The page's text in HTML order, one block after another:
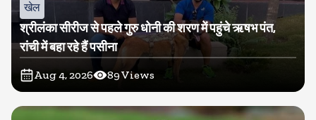
खेल
श्रीलंका सीरीज से पहले गुरु धोनी की शरण में पहुंचे ऋषभ पंत,
रांची में बहा रहे हैं पसीना
Aug 4, 2026 89Views